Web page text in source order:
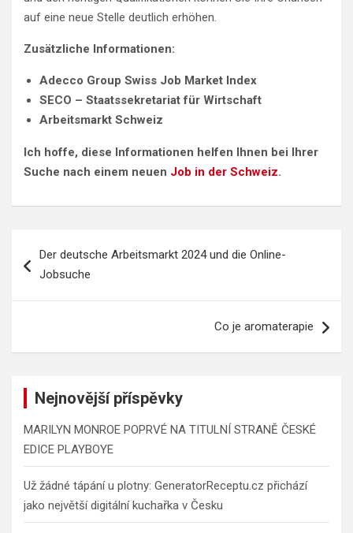
auf eine neue Stelle deutlich erhöhen.
Zusätzliche Informationen:
Adecco Group Swiss Job Market Index
SECO – Staatssekretariat für Wirtschaft
Arbeitsmarkt Schweiz
Ich hoffe, diese Informationen helfen Ihnen bei Ihrer
Suche nach einem neuen Job in der Schweiz.
proDer deutsche Arbeitsmarkt 2024 und die Online-
Jobsuche
Co je aromaterapie
Nejnovější příspěvky
MARILYN MONROE POPRVÉ NA TITULNÍ STRANĚ ČESKÉ
EDICE PLAYBOYE
Už žádné tápání u plotny: GeneratorReceptu.cz přichází
jako největší digitální kuchařka v Česku